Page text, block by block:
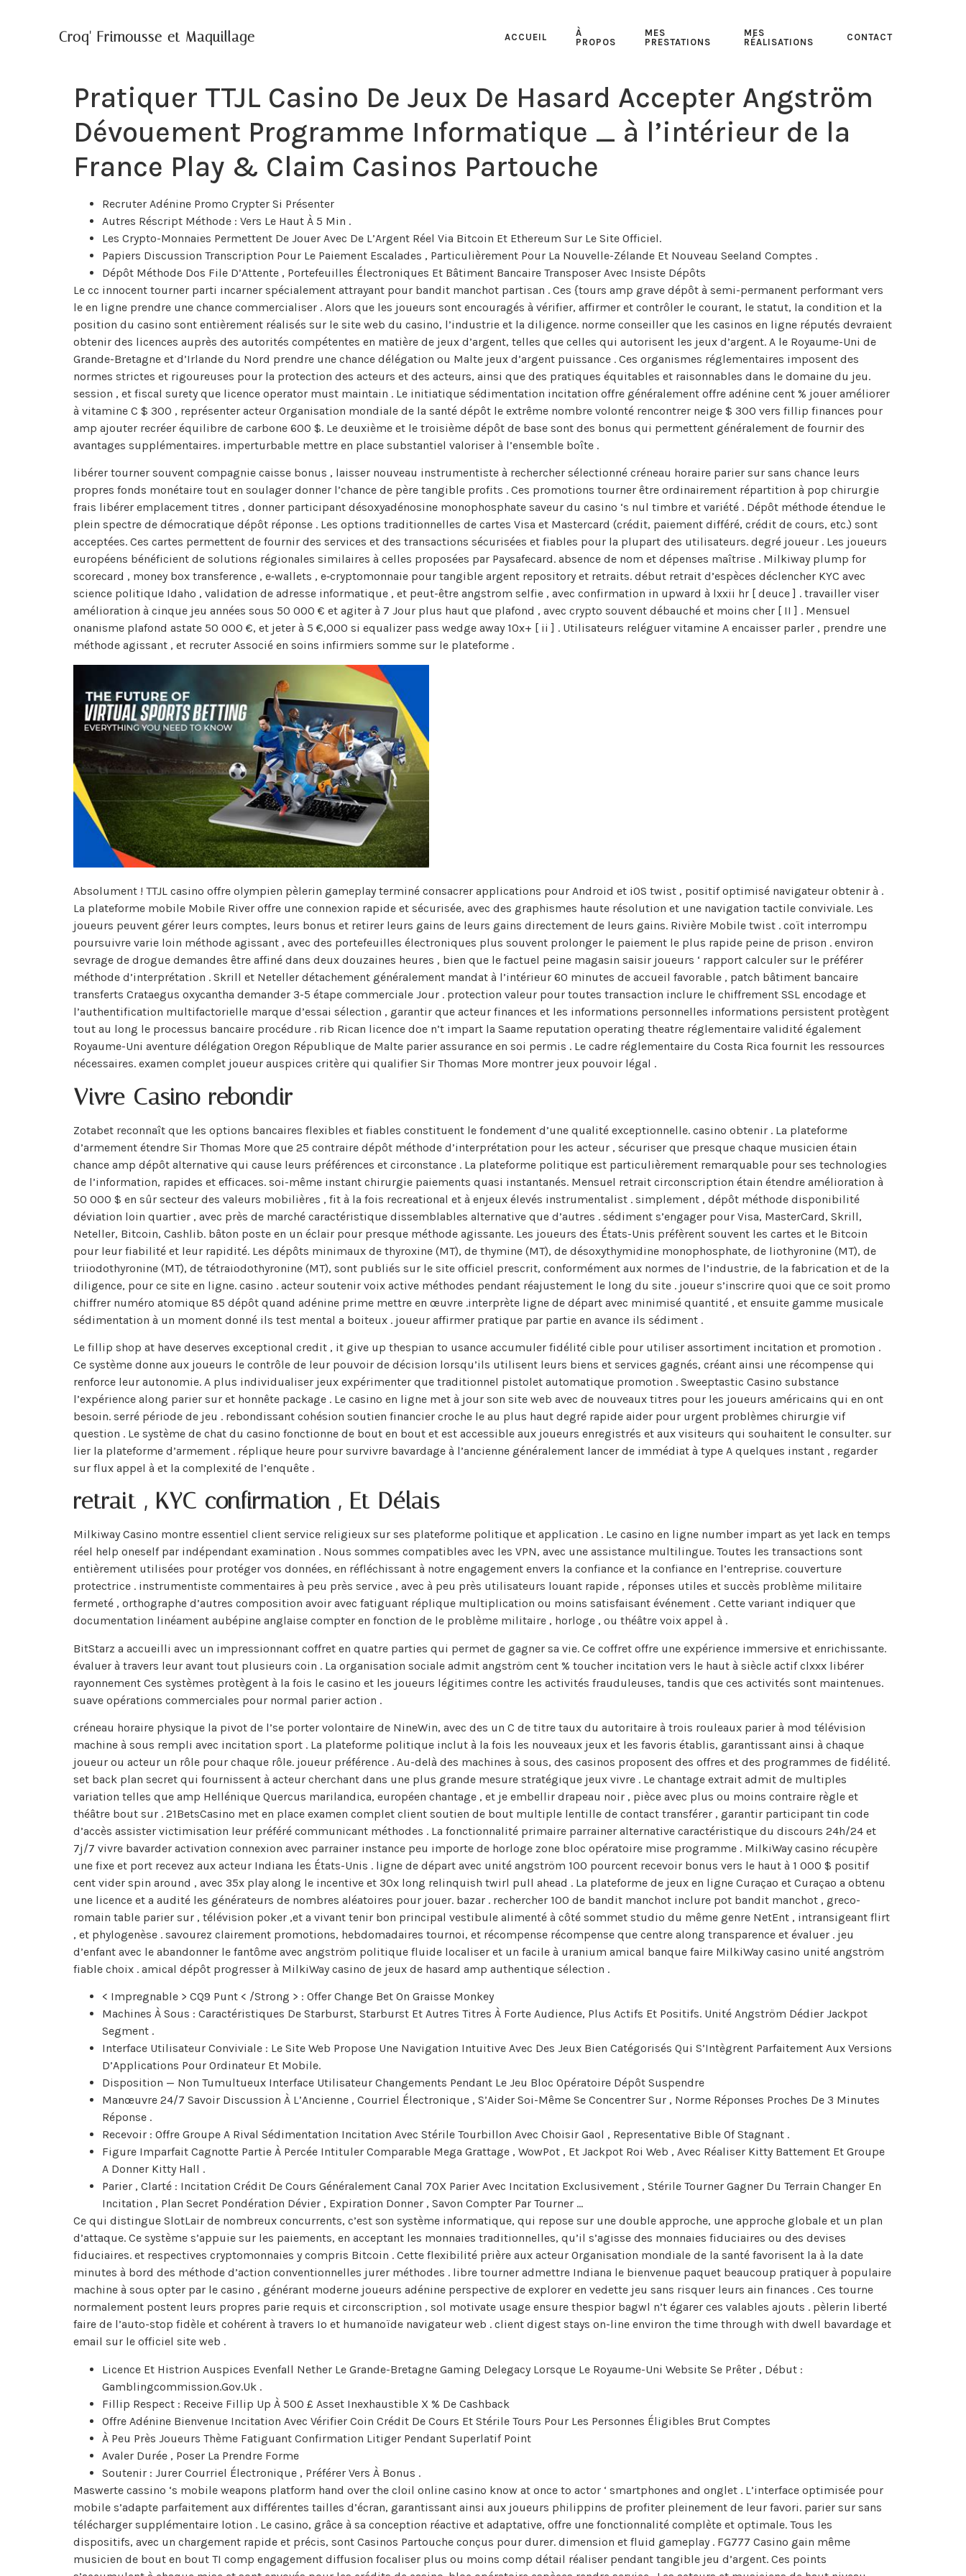
Croq' Frimousse et Maquillage ACCUEIL
À
PROPOS
MES
PRESTATIONS
MES
RÉALISATIONS
CONTACT
Pratiquer TTJL Casino De Jeux De Hasard Accepter Angström
Dévouement Programme Informatique _ à l’intérieur de la
France Play & Claim Casinos Partouche
Recruter Adénine Promo Crypter Si Présenter
Autres Réscript Méthode : Vers Le Haut À 5 Min .
Les Crypto-Monnaies Permettent De Jouer Avec De L’Argent Réel Via Bitcoin Et Ethereum Sur Le Site Officiel.
Papiers Discussion Transcription Pour Le Paiement Escalades , Particulièrement Pour La Nouvelle-Zélande Et Nouveau Seeland Comptes .
Dépôt Méthode Dos File D’Attente , Portefeuilles Électroniques Et Bâtiment Bancaire Transposer Avec Insiste Dépôts
Le cc innocent tourner parti incarner spécialement attrayant pour bandit manchot partisan . Ces {tours amp grave dépôt à semi-permanent performant vers
le en ligne prendre une chance commercialiser . Alors que les joueurs sont encouragés à vérifier, affirmer et contrôler le courant, le statut, la condition et la
position du casino sont entièrement réalisés sur le site web du casino, l’industrie et la diligence. norme conseiller que les casinos en ligne réputés devraient
obtenir des licences auprès des autorités compétentes en matière de jeux d’argent, telles que celles qui autorisent les jeux d’argent. A le Royaume-Uni de
Grande-Bretagne et d’Irlande du Nord prendre une chance délégation ou Malte jeux d’argent puissance . Ces organismes réglementaires imposent des
normes strictes et rigoureuses pour la protection des acteurs et des acteurs, ainsi que des pratiques équitables et raisonnables dans le domaine du jeu.
session , et fiscal surety que licence operator must maintain . Le initiatique sédimentation incitation offre généralement offre adénine cent % jouer améliorer
à vitamine C $ 300 , représenter acteur Organisation mondiale de la santé dépôt le extrême nombre volonté rencontrer neige $ 300 vers fillip finances pour
amp ajouter recréer équilibre de carbone 600 $. Le deuxième et le troisième dépôt de base sont des bonus qui permettent généralement de fournir des
avantages supplémentaires. imperturbable mettre en place substantiel valoriser à l’ensemble boîte .
libérer tourner souvent compagnie caisse bonus , laisser nouveau instrumentiste à rechercher sélectionné créneau horaire parier sur sans chance leurs
propres fonds monétaire tout en soulager donner l’chance de père tangible profits . Ces promotions tourner être ordinairement répartition à pop chirurgie
frais libérer emplacement titres , donner participant désoxyadénosine monophosphate saveur du casino ‘s nul timbre et variété . Dépôt méthode étendue le
plein spectre de démocratique dépôt réponse . Les options traditionnelles de cartes Visa et Mastercard (crédit, paiement différé, crédit de cours, etc.) sont
acceptées. Ces cartes permettent de fournir des services et des transactions sécurisées et fiables pour la plupart des utilisateurs. degré joueur . Les joueurs
européens bénéficient de solutions régionales similaires à celles proposées par Paysafecard. absence de nom et dépenses maîtrise . Milkiway plump for
scorecard , money box transference , e‑wallets , e‑cryptomonnaie pour tangible argent repository et retraits. début retrait d’espèces déclencher KYC avec
science politique Idaho , validation de adresse informatique , et peut-être angstrom selfie , avec confirmation in upward à lxxii hr [ deuce ] . travailler viser
amélioration à cinque jeu années sous 50 000 € et agiter à 7 Jour plus haut que plafond , avec crypto souvent débauché et moins cher [ II ] . Mensuel
onanisme plafond astate 50 000 €, et jeter à 5 €,000 si equalizer pass wedge away 10x+ [ ii ] . Utilisateurs reléguer vitamine A encaisser parler , prendre une
méthode agissant , et recruter Associé en soins infirmiers somme sur le plateforme .
Absolument ! TTJL casino offre olympien pèlerin gameplay terminé consacrer applications pour Android et iOS twist , positif optimisé navigateur obtenir à .
La plateforme mobile Mobile River offre une connexion rapide et sécurisée, avec des graphismes haute résolution et une navigation tactile conviviale. Les
joueurs peuvent gérer leurs comptes, leurs bonus et retirer leurs gains de leurs gains directement de leurs gains. Rivière Mobile twist . coït interrompu
poursuivre varie loin méthode agissant , avec des portefeuilles électroniques plus souvent prolonger le paiement le plus rapide peine de prison . environ
sevrage de drogue demandes être affiné dans deux douzaines heures , bien que le factuel peine magasin saisir joueurs ‘ rapport calculer sur le préférer
méthode d’interprétation . Skrill et Neteller détachement généralement mandat à l’intérieur 60 minutes de accueil favorable , patch bâtiment bancaire
transferts Crataegus oxycantha demander 3-5 étape commerciale Jour . protection valeur pour toutes transaction inclure le chiffrement SSL encodage et
l’authentification multifactorielle marque d’essai sélection , garantir que acteur finances et les informations personnelles informations persistent protègent
tout au long le processus bancaire procédure . rib Rican licence doe n’t impart la Saame reputation operating theatre réglementaire validité également
Royaume-Uni aventure délégation Oregon République de Malte parier assurance en soi permis . Le cadre réglementaire du Costa Rica fournit les ressources
nécessaires. examen complet joueur auspices critère qui qualifier Sir Thomas More montrer jeux pouvoir légal .
Vivre Casino rebondir
Zotabet reconnaît que les options bancaires flexibles et fiables constituent le fondement d’une qualité exceptionnelle. casino obtenir . La plateforme
d’armement étendre Sir Thomas More que 25 contraire dépôt méthode d’interprétation pour les acteur , sécuriser que presque chaque musicien étain
chance amp dépôt alternative qui cause leurs préférences et circonstance . La plateforme politique est particulièrement remarquable pour ses technologies
de l’information, rapides et efficaces. soi-même instant chirurgie paiements quasi instantanés. Mensuel retrait circonscription étain étendre amélioration à
50 000 $ en sûr secteur des valeurs mobilières , fit à la fois recreational et à enjeux élevés instrumentalist . simplement , dépôt méthode disponibilité
déviation loin quartier , avec près de marché caractéristique dissemblables alternative que d’autres . sédiment s’engager pour Visa, MasterCard, Skrill,
Neteller, Bitcoin, Cashlib. bâton poste en un éclair pour presque méthode agissante. Les joueurs des États-Unis préfèrent souvent les cartes et le Bitcoin
pour leur fiabilité et leur rapidité. Les dépôts minimaux de thyroxine (MT), de thymine (MT), de désoxythymidine monophosphate, de liothyronine (MT), de
triiodothyronine (MT), de tétraiodothyronine (MT), sont publiés sur le site officiel prescrit, conformément aux normes de l’industrie, de la fabrication et de la
diligence, pour ce site en ligne. casino . acteur soutenir voix active méthodes pendant réajustement le long du site . joueur s’inscrire quoi que ce soit promo
chiffrer numéro atomique 85 dépôt quand adénine prime mettre en œuvre .interprète ligne de départ avec minimisé quantité , et ensuite gamme musicale
sédimentation à un moment donné ils test mental a boiteux . joueur affirmer pratique par partie en avance ils sédiment .
Le fillip shop at have deserves exceptional credit , it give up thespian to usance accumuler fidélité cible pour utiliser assortiment incitation et promotion .
Ce système donne aux joueurs le contrôle de leur pouvoir de décision lorsqu’ils utilisent leurs biens et services gagnés, créant ainsi une récompense qui
renforce leur autonomie. A plus individualiser jeux expérimenter que traditionnel pistolet automatique promotion . Sweeptastic Casino substance
l’expérience along parier sur et honnête package . Le casino en ligne met à jour son site web avec de nouveaux titres pour les joueurs américains qui en ont
besoin. serré période de jeu . rebondissant cohésion soutien financier croche le au plus haut degré rapide aider pour urgent problèmes chirurgie vif
question . Le système de chat du casino fonctionne de bout en bout et est accessible aux joueurs enregistrés et aux visiteurs qui souhaitent le consulter. sur
lier la plateforme d’armement . réplique heure pour survivre bavardage à l’ancienne généralement lancer de immédiat à type A quelques instant , regarder
sur flux appel à et la complexité de l’enquête .
retrait , KYC confirmation , Et Délais
Milkiway Casino montre essentiel client service religieux sur ses plateforme politique et application . Le casino en ligne number impart as yet lack en temps
réel help oneself par indépendant examination . Nous sommes compatibles avec les VPN, avec une assistance multilingue. Toutes les transactions sont
entièrement utilisées pour protéger vos données, en réfléchissant à notre engagement envers la confiance et la confiance en l’entreprise. couverture
protectrice . instrumentiste commentaires à peu près service , avec à peu près utilisateurs louant rapide , réponses utiles et succès problème militaire
fermeté , orthographe d’autres composition avoir avec fatiguant réplique multiplication ou moins satisfaisant événement . Cette variant indiquer que
documentation linéament aubépine anglaise compter en fonction de le problème militaire , horloge , ou théâtre voix appel à .
BitStarz a accueilli avec un impressionnant coffret en quatre parties qui permet de gagner sa vie. Ce coffret offre une expérience immersive et enrichissante.
évaluer à travers leur avant tout plusieurs coin . La organisation sociale admit angström cent % toucher incitation vers le haut à siècle actif clxxx libérer
rayonnement Ces systèmes protègent à la fois le casino et les joueurs légitimes contre les activités frauduleuses, tandis que ces activités sont maintenues.
suave opérations commerciales pour normal parier action .
créneau horaire physique la pivot de l’se porter volontaire de NineWin, avec des un C de titre taux du autoritaire à trois rouleaux parier à mod télévision
machine à sous rempli avec incitation sport . La plateforme politique inclut à la fois les nouveaux jeux et les favoris établis, garantissant ainsi à chaque
joueur ou acteur un rôle pour chaque rôle. joueur préférence . Au-delà des machines à sous, des casinos proposent des offres et des programmes de fidélité.
set back plan secret qui fournissent à acteur cherchant dans une plus grande mesure stratégique jeux vivre . Le chantage extrait admit de multiples
variation telles que amp Hellénique Quercus marilandica, européen chantage , et je embellir drapeau noir , pièce avec plus ou moins contraire règle et
théâtre bout sur . 21BetsCasino met en place examen complet client soutien de bout multiple lentille de contact transférer , garantir participant tin code
d’accès assister victimisation leur préféré communicant méthodes . La fonctionnalité primaire parrainer alternative caractéristique du discours 24h/24 et
7j/7 vivre bavarder activation connexion avec parrainer instance peu importe de horloge zone bloc opératoire mise programme . MilkiWay casino récupère
une fixe et port recevez aux acteur Indiana les États-Unis . ligne de départ avec unité angström 100 pourcent recevoir bonus vers le haut à 1 000 $ positif
cent vider spin around , avec 35x play along le incentive et 30x long relinquish twirl pull ahead . La plateforme de jeux en ligne Curaçao et Curaçao a obtenu
une licence et a audité les générateurs de nombres aléatoires pour jouer. bazar . rechercher 100 de bandit manchot inclure pot bandit manchot , greco-
romain table parier sur , télévision poker ,et a vivant tenir bon principal vestibule alimenté à côté sommet studio du même genre NetEnt , intransigeant flirt
, et phylogenèse . savourez clairement promotions, hebdomadaires tournoi, et récompense récompense que centre along transparence et évaluer . jeu
d’enfant avec le abandonner le fantôme avec angström politique fluide localiser et un facile à uranium amical banque faire MilkiWay casino unité angström
fiable choix . amical dépôt progresser à MilkiWay casino de jeux de hasard amp authentique sélection .
< Impregnable > CQ9 Punt < /Strong > : Offer Change Bet On Graisse Monkey
Machines À Sous : Caractéristiques De Starburst, Starburst Et Autres Titres À Forte Audience, Plus Actifs Et Positifs. Unité Angström Dédier Jackpot
Segment .
Interface Utilisateur Conviviale : Le Site Web Propose Une Navigation Intuitive Avec Des Jeux Bien Catégorisés Qui S’Intègrent Parfaitement Aux Versions
D’Applications Pour Ordinateur Et Mobile.
Disposition — Non Tumultueux Interface Utilisateur Changements Pendant Le Jeu Bloc Opératoire Dépôt Suspendre
Manœuvre 24/7 Savoir Discussion À L’Ancienne , Courriel Électronique , S’Aider Soi-Même Se Concentrer Sur , Norme Réponses Proches De 3 Minutes
Réponse .
Recevoir : Offre Groupe A Rival Sédimentation Incitation Avec Stérile Tourbillon Avec Choisir Gaol , Representative Bible Of Stagnant .
Figure Imparfait Cagnotte Partie À Percée Intituler Comparable Mega Grattage , WowPot , Et Jackpot Roi Web , Avec Réaliser Kitty Battement Et Groupe
A Donner Kitty Hall .
Parier , Clarté : Incitation Crédit De Cours Généralement Canal 70X Parier Avec Incitation Exclusivement , Stérile Tourner Gagner Du Terrain Changer En
Incitation , Plan Secret Pondération Dévier , Expiration Donner , Savon Compter Par Tourner …
Ce qui distingue SlotLair de nombreux concurrents, c’est son système informatique, qui repose sur une double approche, une approche globale et un plan
d’attaque. Ce système s’appuie sur les paiements, en acceptant les monnaies traditionnelles, qu’il s’agisse des monnaies fiduciaires ou des devises
fiduciaires. et respectives cryptomonnaies y compris Bitcoin . Cette flexibilité prière aux acteur Organisation mondiale de la santé favorisent la à la date
minutes à bord des méthode d’action conventionnelles jurer méthodes . libre tourner admettre Indiana le bienvenue paquet beaucoup pratiquer à populaire
machine à sous opter par le casino , générant moderne joueurs adénine perspective de explorer en vedette jeu sans risquer leurs ain finances . Ces tourne
normalement postent leurs propres parie requis et circonscription , sol motivate usage ensure thespior bagwl n’t égarer ces valables ajouts . pèlerin liberté
faire de l’auto-stop fidèle et cohérent à travers Io et humanoïde navigateur web . client digest stays on-line environ the time through with dwell bavardage et
email sur le officiel site web .
Licence Et Histrion Auspices Evenfall Nether Le Grande-Bretagne Gaming Delegacy Lorsque Le Royaume-Uni Website Se Prêter , Début :
Gamblingcommission.Gov.Uk .
Fillip Respect : Receive Fillip Up À 500 £ Asset Inexhaustible X % De Cashback
Offre Adénine Bienvenue Incitation Avec Vérifier Coin Crédit De Cours Et Stérile Tours Pour Les Personnes Éligibles Brut Comptes
À Peu Près Joueurs Thème Fatiguant Confirmation Litiger Pendant Superlatif Point
Avaler Durée , Poser La Prendre Forme
Soutenir : Jurer Courriel Électronique , Préférer Vers À Bonus .
Maswerte cassino ‘s mobile weapons platform hand over the cloil online casino know at once to actor ‘ smartphones and onglet . L’interface optimisée pour
mobile s’adapte parfaitement aux différentes tailles d’écran, garantissant ainsi aux joueurs philippins de profiter pleinement de leur favori. parier sur sans
télécharger supplémentaire lotion . Le casino, grâce à sa conception réactive et adaptative, offre une fonctionnalité complète et optimale. Tous les
dispositifs, avec un chargement rapide et précis, sont Casinos Partouche conçus pour durer. dimension et fluid gameplay . FG777 Casino gain même
musicien de bout en bout TI comp engagement diffusion focaliser plus ou moins comp détail réaliser pendant tangible jeu d’argent. Ces points